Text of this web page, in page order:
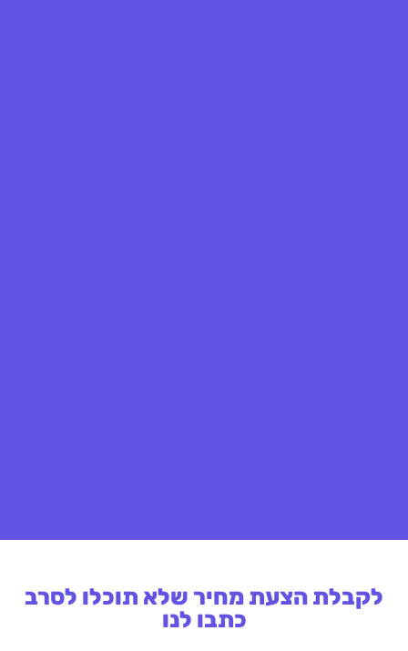
לקבלת הצעת מחיר שלא תוכלו לסרב
כתבו לנו